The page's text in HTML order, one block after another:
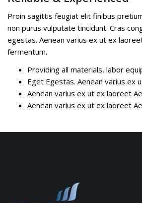
Proin sagittis feugiat elit finibus
non purus vulputate tincidunt. Cras
egestas. Aenean varius ex ut ex
fermentum.
Providing all materials, labor
Eget Egestas. Aenean varius ex
Aenean varius ex ut ex laoreet
Aenean varius ex ut ex laoreet